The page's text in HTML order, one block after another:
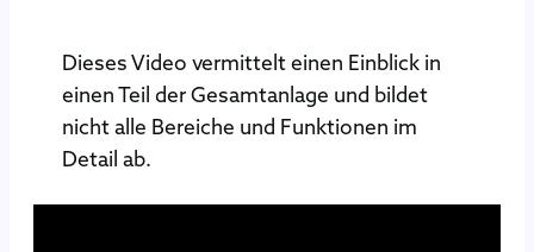
Dieses Video vermittelt einen Einblick in
einen Teil der Gesamtanlage und bildet
nicht alle Bereiche und Funktionen im
Detail ab.